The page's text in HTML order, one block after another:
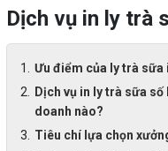
Dịch vụ in ly trà
Ưu điểm của ly trà
Dịch vụ in ly trà sữa
doanh nào?
Tiêu chí lựa chọn